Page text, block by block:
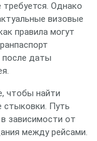
требуется. Однако
визовые
правила могут
после даты
чтобы найти
стыковки. Путь
зависимости от
между рейсами.